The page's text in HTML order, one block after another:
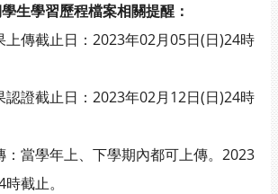
生學習歷程檔案相關提醒：
上傳截止日：2023年02月05日(日)24時
認證截止日：2023年02月12日(日)24時
：當學年上、下學期內都可上傳。2023
截止。